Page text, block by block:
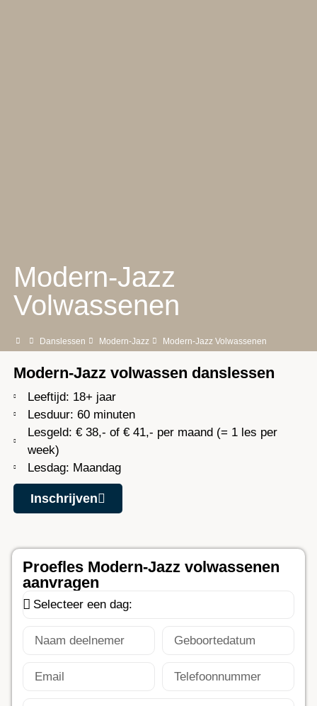
Modern-Jazz
Volwassenen
Danslessen Modern-Jazz Modern-Jazz Volwassenen
Modern-Jazz volwassen danslessen
Leeftijd: 18+ jaar
Lesduur: 60 minuten
Lesgeld: € 38,- of € 41,- per maand (= 1 les per
week)
Lesdag: Maandag
Inschrijven
Proefles Modern-Jazz volwassenen
aanvragen